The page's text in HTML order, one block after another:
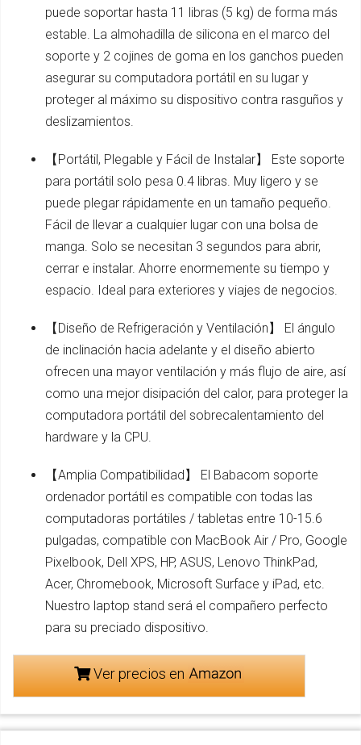
puede soportar hasta 11 libras (5 kg) de forma más
estable. La almohadilla de silicona en el marco del
soporte y 2 cojines de goma en los ganchos pueden
asegurar su computadora portátil en su lugar y
proteger al máximo su dispositivo contra rasguños y
deslizamientos.
【Portátil, Plegable y Fácil de Instalar】 Este soporte
para portátil solo pesa 0.4 libras. Muy ligero y se
puede plegar rápidamente en un tamaño pequeño.
Fácil de llevar a cualquier lugar con una bolsa de
manga. Solo se necesitan 3 segundos para abrir,
cerrar e instalar. Ahorre enormemente su tiempo y
espacio. Ideal para exteriores y viajes de negocios.
【Diseño de Refrigeración y Ventilación】 El ángulo
de inclinación hacia adelante y el diseño abierto
ofrecen una mayor ventilación y más flujo de aire, así
como una mejor disipación del calor, para proteger la
computadora portátil del sobrecalentamiento del
hardware y la CPU.
【Amplia Compatibilidad】 El Babacom soporte
ordenador portátil es compatible con todas las
computadoras portátiles / tabletas entre 10-15.6
pulgadas, compatible con MacBook Air / Pro, Google
Pixelbook, Dell XPS, HP, ASUS, Lenovo ThinkPad,
Acer, Chromebook, Microsoft Surface y iPad, etc.
Nuestro laptop stand será el compañero perfecto
para su preciado dispositivo.
Ver precios en